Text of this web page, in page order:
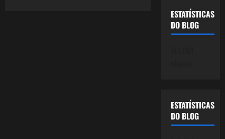
ESTATÍSTICAS
DO BLOG
ESTATÍSTICAS
DO BLOG